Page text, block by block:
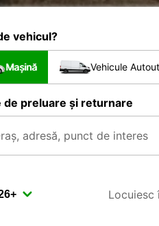
vehicul?
Mașină Vehicule
de preluare și returnare
Locuiesc